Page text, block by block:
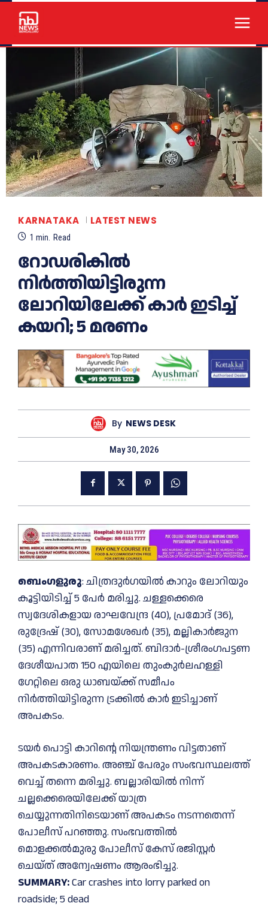
KARNATAKA LATEST NEWS
1 min. Read
റോഡരികിൽ
നിർത്തിയിട്ടിരുന്ന
ലോറിയിലേക്ക് കാർ ഇടിച്ച്
കയറി; 5 മരണം
By NEWS DESK
May 30, 2026
ബെംഗളുരു: ചിത്രദുർഗയിൽ കാറും ലോറിയും
കൂട്ടിയിടിച്ച് 5 പേർ മരിച്ചു. ചള്ളക്കെരെ
സ്വദേശികളായ രാഘവേന്ദ്ര (40), പ്രമോദ് (36),
രുദ്രേഷ് (30), സോമശേഖര്‍ (35), മല്ലികാര്‍ജുന
(35) എന്നിവരാണ് മരിച്ചത്. ബിദാർ-ശ്രീരംഗപട്ടണ
ദേശീയപാത 150 എയിലെ തുംകുർലഹള്ളി
ഗേറ്റിലെ ഒരു ധാബയ്ക്ക് സമീപം
നിർത്തിയിട്ടിരുന്ന ട്രക്കിൽ കാർ ഇടിച്ചാണ്
അപകടം.
ടയർ പൊട്ടി കാറിന്റെ നിയന്ത്രണം വിട്ടതാണ്
അപകടകാരണം. അഞ്ച് പേരും സംഭവസ്ഥലത്ത്
വെച്ച് തന്നെ മരിച്ചു. ബല്ലാരിയിൽ നിന്ന്
ചല്ലക്കെരെയിലേക്ക് യാത്ര
ചെയ്യുന്നതിനിടെയാണ് അപകടം നടന്നതെന്ന്
പോലീസ് പറഞ്ഞു. സംഭവത്തിൽ
മൊളക്കൽമുരു പോലീസ് കേസ് രജിസ്റ്റർ
ചെയ്ത് അന്വേഷണം ആരംഭിച്ചു.
SUMMARY:Car crashes into lorry parked on
roadside; 5 dead